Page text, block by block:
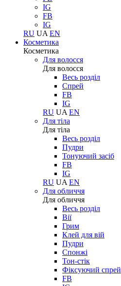
IG
FB
IG
RU UA EN
Косметика
Косметика
Для волосся
Для волосся
Весь розділ
Спрей
FB
IG
RU UA EN
Для тіла
Для тіла
Весь розділ
Пудри
Тонуючий засіб
FB
IG
RU UA EN
Для обличчя
Для обличчя
Весь розділ
Вії
Грим
Клей для вій
Пудри
Спонжі
Тон-стік
Фіксуючий спрей
FB